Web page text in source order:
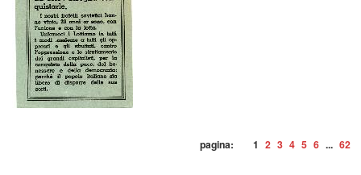
pagina: 1 2 3 4 5 6 ... 62